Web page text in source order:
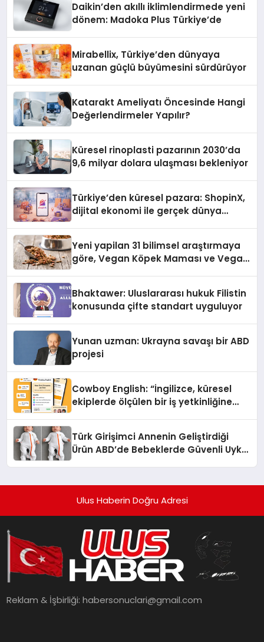
Daikin’den akıllı iklimlendirmede yeni
dönem: Madoka Plus Türkiye’de
Mirabellix, Türkiye’den dünyaya
uzanan güçlü büyümesini sürdürüyor
Katarakt Ameliyatı Öncesinde Hangi
Değerlendirmeler Yapılır?
Küresel rinoplasti pazarının 2030’da
9,6 milyar dolara ulaşması bekleniyor
Türkiye’den küresel pazara: ShopinX,
dijital ekonomi ile gerçek dünya
Yeni yapilan 31 bilimsel araştırmaya
göre, Vegan Köpek Maması ve Vegan
Bhaktawer: Uluslararası hukuk Filistin
konusunda çifte standart uyguluyor
Yunan uzman: Ukrayna savaşı bir ABD
projesi
Cowboy English: “İngilizce, küresel
ekiplerde ölçülen bir iş yetkinliğine
Türk Girişimci Annenin Geliştirdiği
Ürün ABD’de Bebeklerde Güvenli Uyku
Ulus Haberin Doğru Adresi
Reklam & İşbirliği:habersonuclari@gmail.com